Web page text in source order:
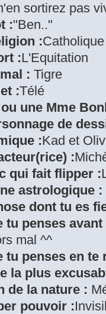
sortirez pas
:"Ben.."
:Catholique
:L'Equitation
:Tigre
:Télé
une Mme
de
:Kad et
:
qui fait flipper :
astrologique :
dont tu es
tu penses
mal ^^
tu penses en te
la plus
de la nature :
pouvoir :